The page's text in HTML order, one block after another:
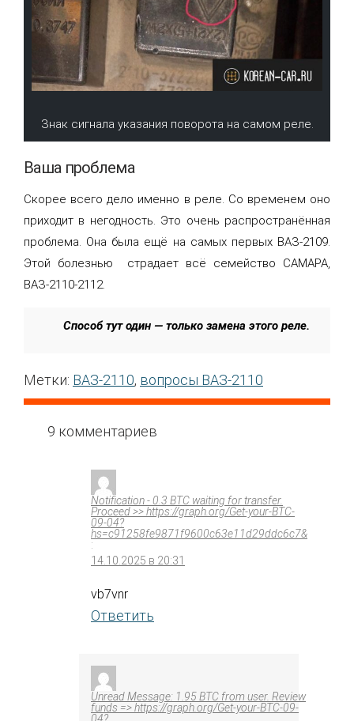
Знак сигнала указания поворота на самом реле.
Ваша проблема
Скорее всего дело именно в реле. Со временем оно
приходит в негодность. Это очень распространённая
проблема. Она была ещё на самых первых ВАЗ-2109.
Этой болезнью страдает всё семейство САМАРА,
ВАЗ-2110-2112.
Способ тут один — только замена этого реле.
Метки: ВАЗ-2110, вопросы ВАЗ-2110
9 комментариев
Notification - 0.3 BTC waiting for transfer.
Proceed >> https://graph.org/Get-your-BTC-
09-04?
hs=c91258fe9871f9600c63e11d29ddc6c7&
:
14.10.2025 в 20:31
vb7vnr
Ответить
Unread Message: 1.95 BTC from user. Review
funds => https://graph.org/Get-your-BTC-09-